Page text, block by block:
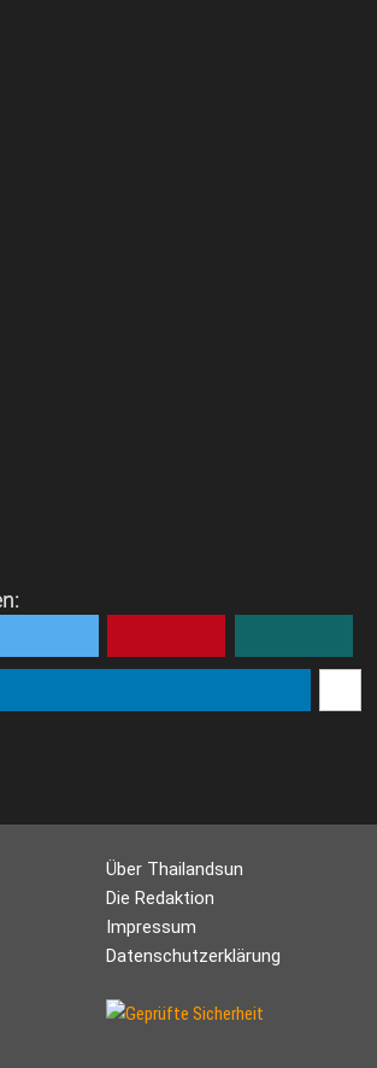
Über Thailandsun
Die Redaktion
Impressum
Datenschutzerklärung